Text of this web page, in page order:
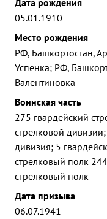
Дата рождения
05.01.1910
Место рождения
РФ, Башкортостан,
Успенка; РФ,
Валентиновка
Воинская часть
275 гвардейский
стрелковой
дивизия; 5
стрелковый полк
стрелковый полк
Дата призыва
06.07.1941